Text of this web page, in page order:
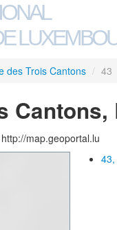
des Trois Cantons / 43
map.geoportal.lu